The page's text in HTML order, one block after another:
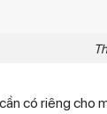
có riêng cho